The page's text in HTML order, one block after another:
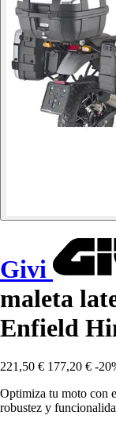
Givi
maleta
Enfield
221,50 € 177,20 € -
Optimiza tu moto con
robustez y